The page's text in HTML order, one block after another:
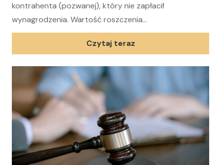
kontrahenta (pozwanej), który nie zapłacił
wynagrodzenia. Wartość roszczenia…
Czytaj teraz